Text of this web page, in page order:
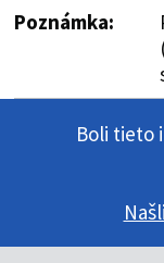
Poznámka:
Boli tieto